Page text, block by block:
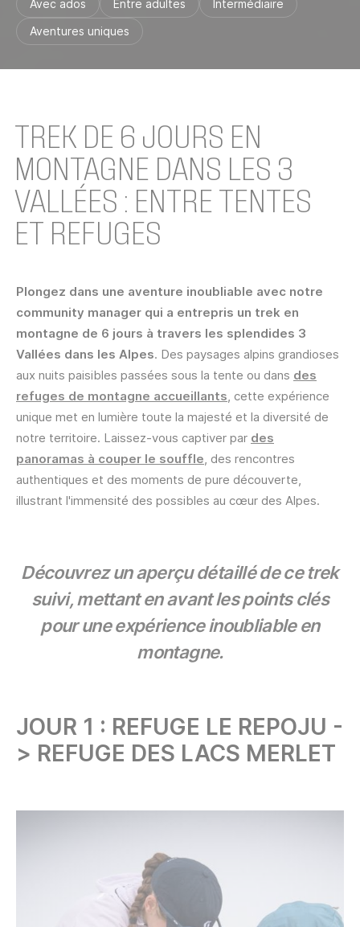
Avec ados Entre adultes
Intermédiaire
Aventures uniques
TREK DE 6 JOURS EN
MONTAGNE DANS LES 3
VALLÉES : ENTRE TENTES
ET REFUGES
Plongez dans une aventure inoubliable avec notre
community manager qui a entrepris un trek en
montagne de 6 jours à travers les splendides 3
Vallées dans les Alpes. Des paysages alpins grandioses
aux nuits paisibles passées sous la tente ou dans des
refuges de montagne accueillants , cette expérience
unique met en lumière toute la majesté et la diversité de
notre territoire. Laissez-vous captiver par des
panoramas à couper le souffle , des rencontres
authentiques et des moments de pure découverte,
illustrant l'immensité des possibles au cœur des Alpes.
Découvrez un aperçu détaillé de ce trek
suivi, mettant en avant les points clés
pour une expérience inoubliable en
montagne.
JOUR 1 : REFUGE LE REPOJU -
> REFUGE DES LACS MERLET